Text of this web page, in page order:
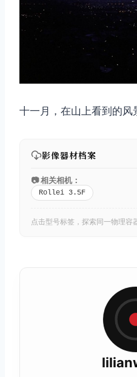
十一月，在山上看到的风
影像器材档案
📷 相关相机：
Rollei 3.5F
点击型号标签，探索同一物理容